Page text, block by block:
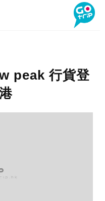
peak 行貨登